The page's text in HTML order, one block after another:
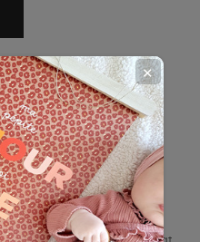
DU PRODUIT
✕